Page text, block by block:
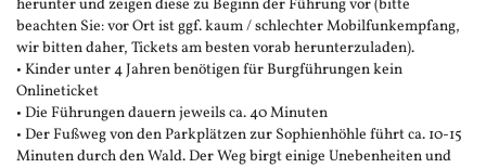
herunter und zeigen diese zu Beginn der Führung vor (bitte
beachten Sie: vor Ort ist ggf. kaum / schlechter Mobilfunkempfang,
wir bitten daher, Tickets am besten vorab herunterzuladen).
• Kinder unter 4 Jahren benötigen für Burgführungen kein
Onlineticket
• Die Führungen dauern jeweils ca. 40 Minuten
• Der Fußweg von den Parkplätzen zur Sophienhöhle führt ca. 10-15
Minuten durch den Wald. Der Weg birgt einige Unebenheiten und